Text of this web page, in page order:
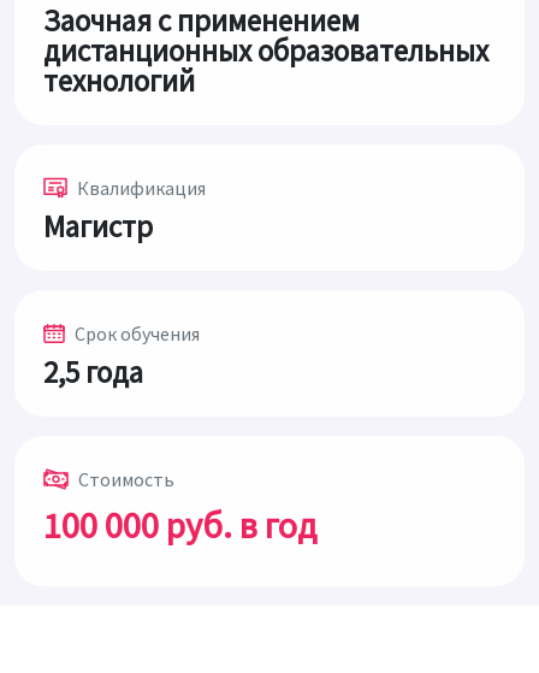
Заочная с применением
дистанционных образовательных
технологий
Квалификация
Магистр
Срок обучения
2,5 года
Стоимость
100 000 руб. в год